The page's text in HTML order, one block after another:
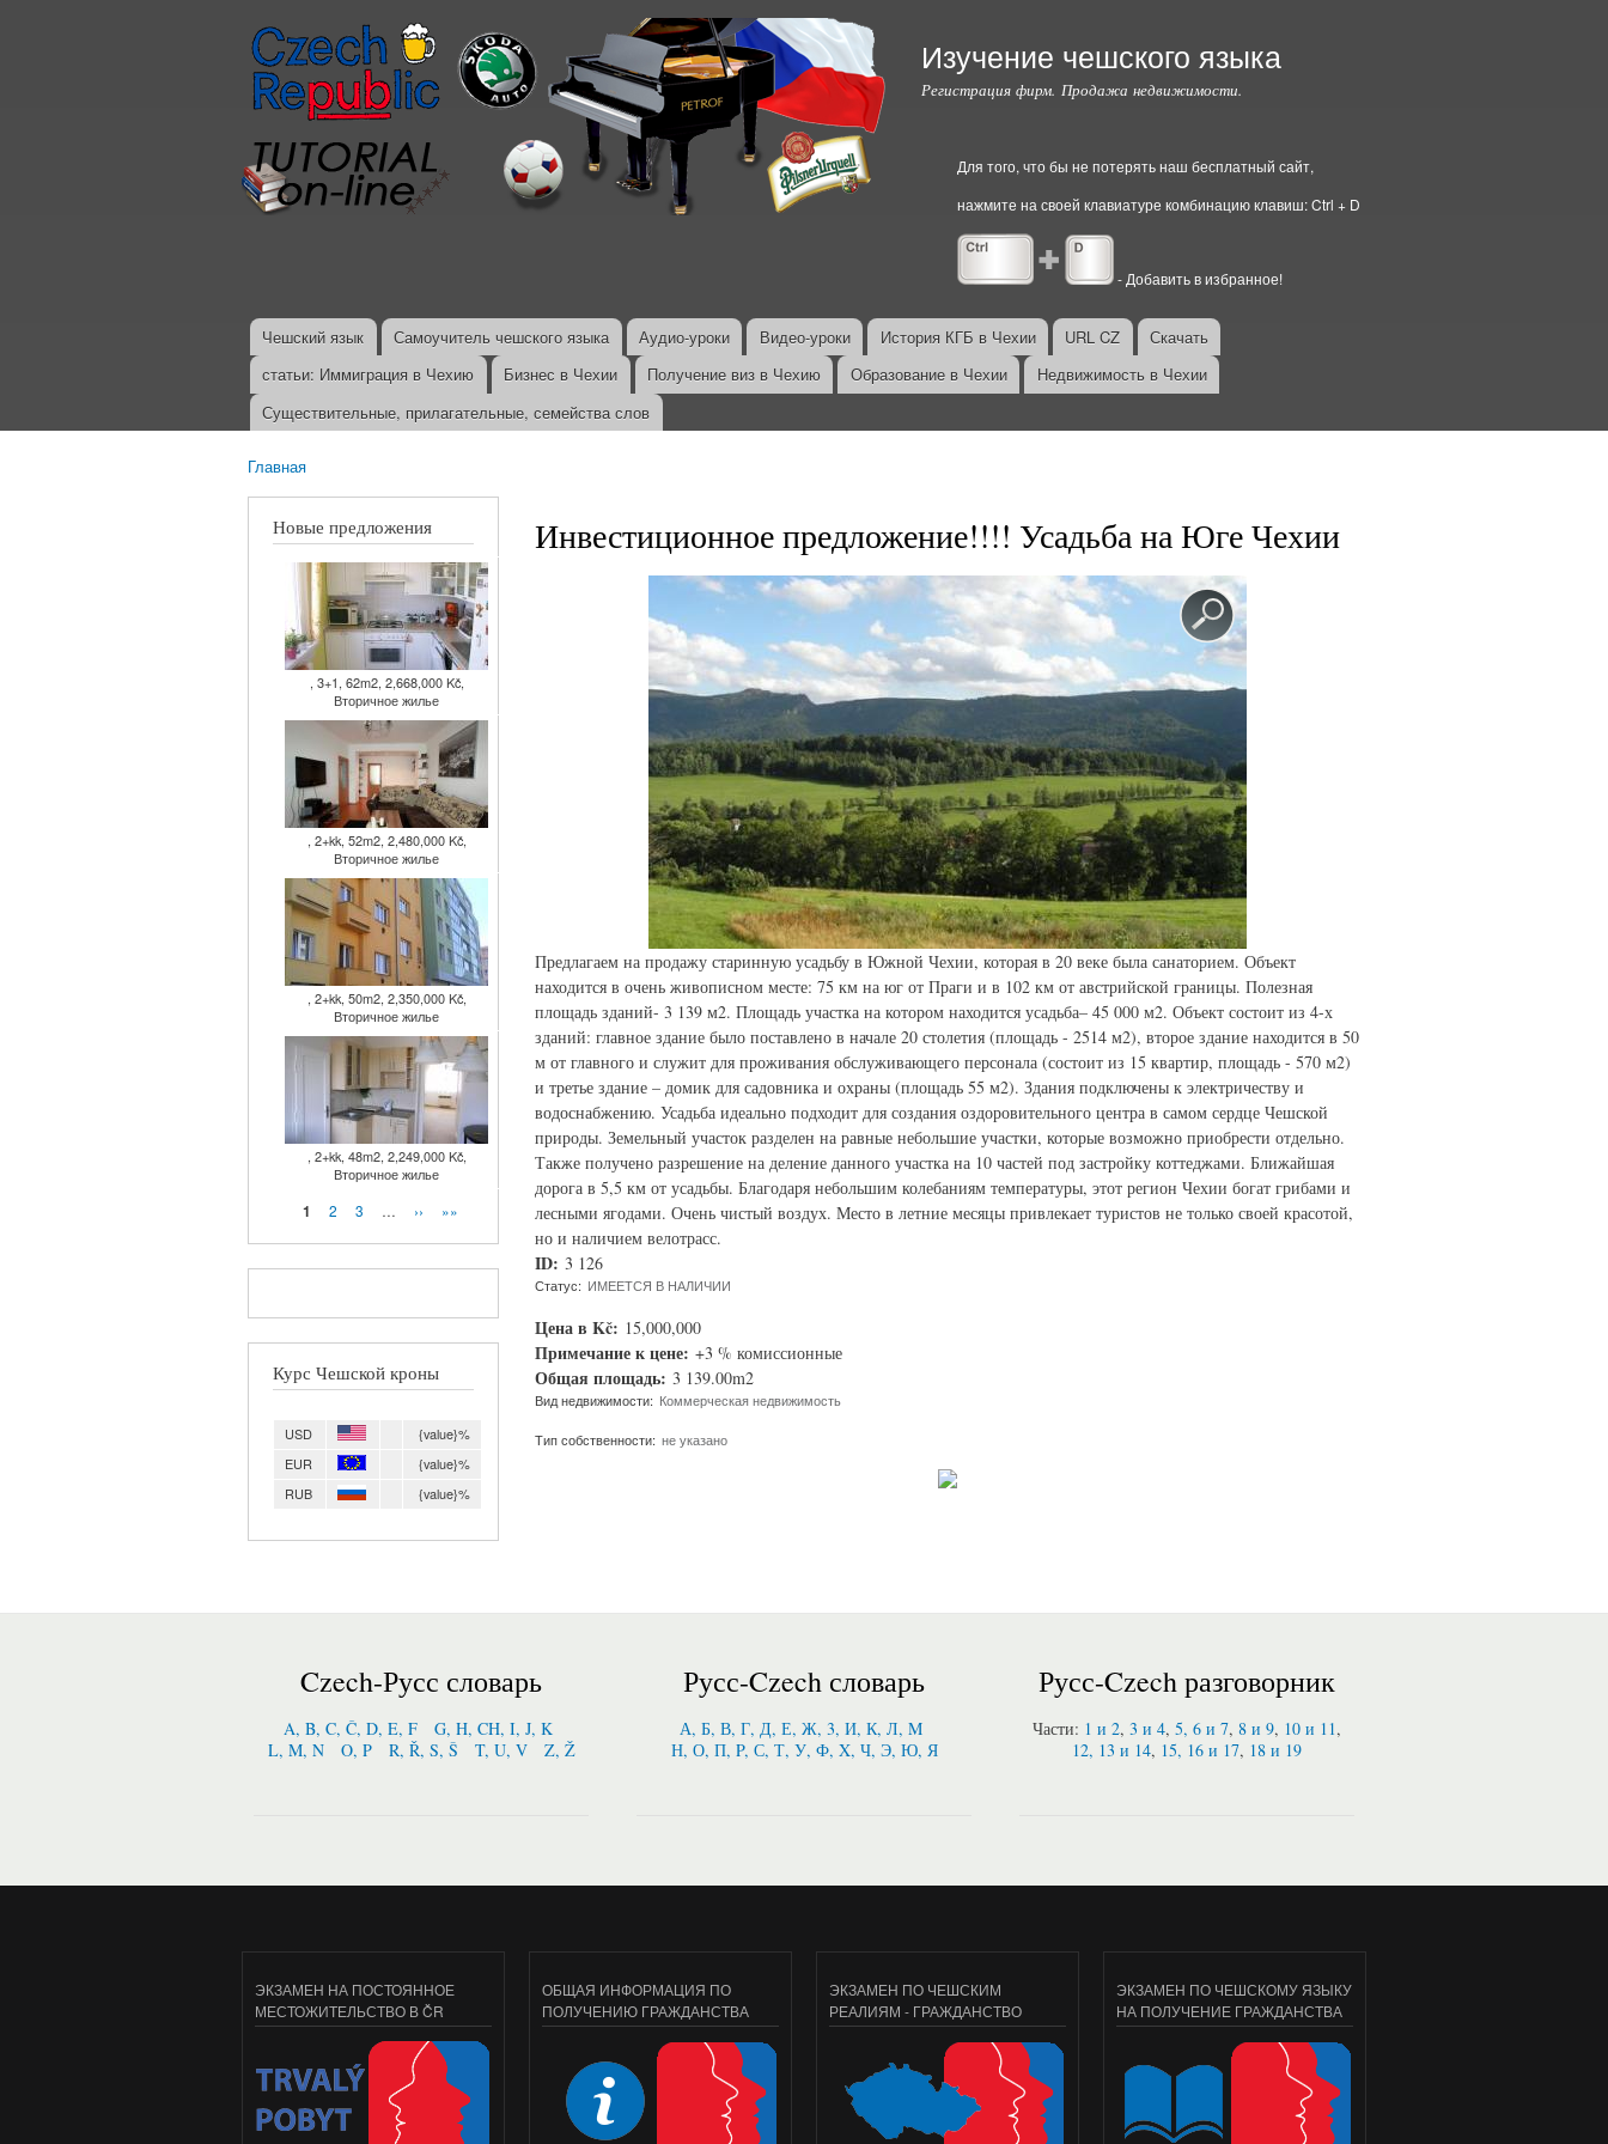
Перейти к
основному
содержанию
Изучение чешского языка
Регистрация фирм. Продажа недвижимости.
Для того, что бы не потерять наш бесплатный сайт,
нажмите на своей клавиатуре комбинацию клавиш: Ctrl + D
- Добавить в избранное!
Главное меню
Чешский язык Самоучитель чешского языка Аудио-уроки Видео-уроки История КГБ в Чехии URL CZ
Скачать
статьи: Иммиграция в Чехию
Бизнес в Чехии Получение виз в Чехию Образование в Чехии
Недвижимость в Чехии
Существительные, прилагательные, семейства слов
Главная
Новые предложения
, 3+1, 62m2, 2,668,000 Kč,
Вторичное жилье
, 2+kk, 52m2, 2,480,000 Kč,
Вторичное жилье
, 2+kk, 50m2, 2,350,000 Kč,
Вторичное жилье
, 2+kk, 48m2, 2,249,000 Kč,
Вторичное жилье
Страницы
1 2 3 … ›› »»
Курс Чешской кроны
USD
{value}%
EUR
{value}%
RUB
{value}%
Инвестиционное предложение!!!! Усадьба на Юге Чехии
Предлагаем на продажу старинную усадьбу в Южной Чехии, которая в 20 веке была санаторием. Объект
находится в очень живописном месте: 75 км на юг от Праги и в 102 км от австрийской границы. Полезная
площадь зданий- 3 139 м2. Площадь участка на котором находится усадьба– 45 000 м2. Объект состоит из 4-х
зданий: главное здание было поставлено в начале 20 столетия (площадь - 2514 м2), второе здание находится в 50
м от главного и служит для проживания обслуживающего персонала (состоит из 15 квартир, площадь - 570 м2)
и третье здание – домик для садовника и охраны (площадь 55 м2). Здания подключены к электричеству и
водоснабжению. Усадьба идеально подходит для создания оздоровительного центра в самом сердце Чешской
природы. Земельный участок разделен на равные небольшие участки, которые возможно приобрести отдельно.
Также получено разрешение на деление данного участка на 10 частей под застройку коттеджами. Ближайшая
дорога в 5,5 км от усадьбы. Благодаря небольшим колебаниям температуры, этот регион Чехии богат грибами и
лесными ягодами. Очень чистый воздух. Место в летние месяцы привлекает туристов не только своей красотой,
но и наличием велотрасс.
ID: 3 126
Статус: ИМЕЕТСЯ В НАЛИЧИИ
Цена в Kč: 15,000,000
Примечание к цене: +3 % комиссионные
Общая площадь: 3 139.00m2
Вид недвижимости: Коммерческая недвижимость
Тип собственности: не указано
Czech-Русс словарь
A, B, C, Č, D, E, F
G, H, CH, I, J, K
L, M, N
O, P R, Ř, S, Š T, U, V Z, Ž
Русс-Czech словарь
А, Б, В, Г, Д, Е, Ж, 3, И, К, Л, M
Н, О, П, P, С, Т, У, Ф, X, Ч, Э, Ю, Я
Русс-Czech разговорник
Части: 1 и 2, 3 и 4, 5, 6 и 7, 8 и 9, 10 и 11,
12, 13 и 14, 15, 16 и 17, 18 и 19
ЭКЗАМЕН НА ПОСТОЯННОЕ
МЕСТОЖИТЕЛЬСТВО В ČR
ОБЩАЯ ИНФОРМАЦИЯ ПО
ПОЛУЧЕНИЮ ГРАЖДАНСТВА
ЭКЗАМЕН ПО ЧЕШСКИМ
РЕАЛИЯМ - ГРАЖДАНСТВО
ЭКЗАМЕН ПО ЧЕШСКОМУ ЯЗЫКУ
НА ПОЛУЧЕНИЕ ГРАЖДАНСТВА